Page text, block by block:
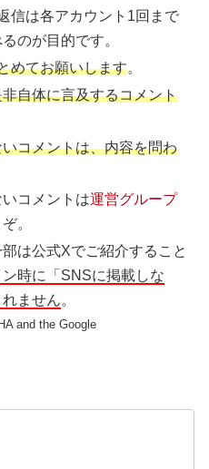
信は各アカウント1回まで
のが目的です。
めてお願いします。
自体に言及するコメント
コメントは、内容を問わ
コメントは運営グループ
。
は公式Xでご紹介すること
時に「SNSに掲載しな
ません。
and the Google